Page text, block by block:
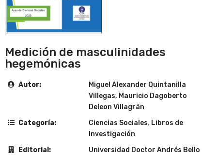
Medición de masculinidades
hegemónicas
Autor:
Miguel Alexander Quintanilla
Villegas, Mauricio Dagoberto
Deleon Villagrán
Categoría:
Ciencias Sociales, Libros de
Investigación
Editorial:
Universidad Doctor Andrés Bello